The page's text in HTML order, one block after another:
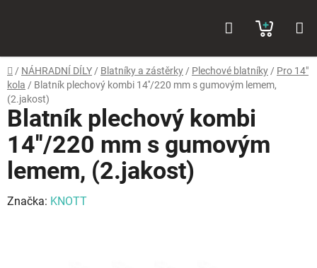
KOŠÍK
Domů
/ NÁHRADNÍ DÍLY / Blatníky a zástěrky / Plechové blatníky / Pro 14"
kola / Blatník plechový kombi 14''/220 mm s gumovým lemem,
(2.jakost)
Blatník plechový kombi
14''/220 mm s gumovým
lemem, (2.jakost)
Značka: KNOTT